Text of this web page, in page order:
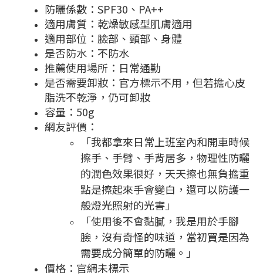
防曬係數：SPF30、PA++
適用膚質：乾燥敏感型肌膚適用
適用部位：臉部、頸部、身體
是否防水：不防水
推薦使用場所：日常通勤
是否需要卸妝：官方標示不用，但若擔心皮
脂洗不乾淨，仍可卸妝
容量：50g
網友評價：
「我都拿來日常上班室內和開車時候
擦手、手臂、手背居多，物理性防曬
的潤色效果很好，天天擦也無負擔重
點是擦起來手會變白，還可以防護一
般燈光照射的光害」
「使用後不會黏膩，我是用於手腳
臉，沒有奇怪的味道，當初買是因為
需要成分簡單的防曬。」
價格：官網未標示